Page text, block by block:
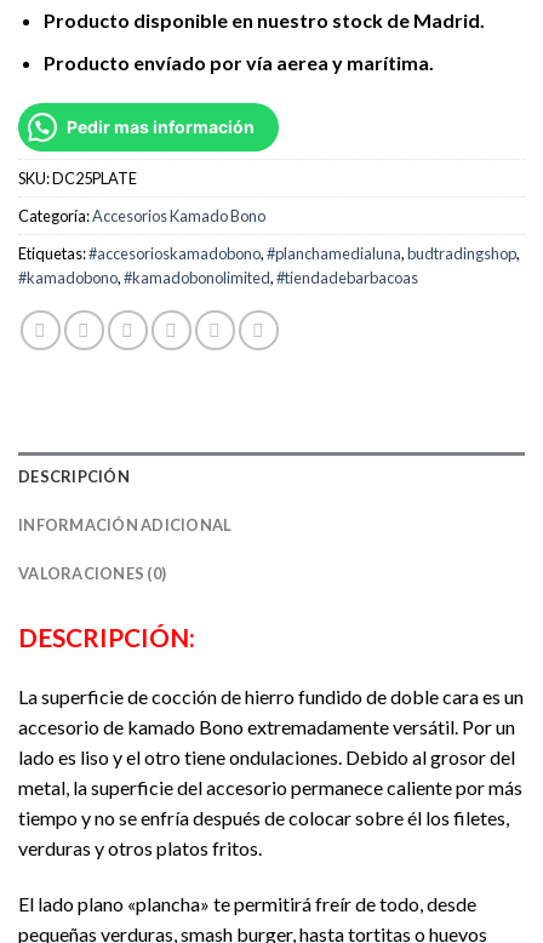
Producto disponible en nuestro stock de Madrid.
Producto envíado por vía aerea y marítima.
Pedir mas información
SKU:DC25PLATE
Categoría:Accesorios Kamado Bono
Etiquetas:#accesorioskamadobono,#planchamedialuna,budtradingshop,
#kamadobono,#kamadobonolimited,#tiendadebarbacoas
DESCRIPCIÓN
INFORMACIÓN ADICIONAL
VALORACIONES (0)
DESCRIPCIÓN:
La superficie de cocción de hierro fundido de doble cara es un
accesorio de kamado Bono extremadamente versátil. Por un
lado es liso y el otro tiene ondulaciones. Debido al grosor del
metal, la superficie del accesorio permanece caliente por más
tiempo y no se enfría después de colocar sobre él los filetes,
verduras y otros platos fritos.
El lado plano «plancha» te permitirá freír de todo, desde
pequeñas verduras, smash burger, hasta tortitas o huevos